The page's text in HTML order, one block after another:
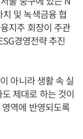
및 녹색금융 협
지주 회장이 주관
경영전략 추진
아니라 생활 속 실
제대로 하는 것이
역에 반영되도록